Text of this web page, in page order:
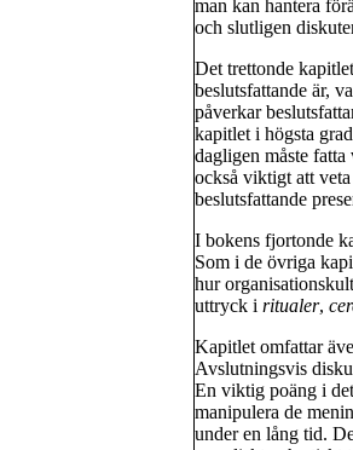
man kan hantera
och slutligen
Det trettonde
beslutsfattande är,
påverkar
kapitlet i högsta
dagligen måste
också viktigt att
beslutsfattande
I bokens fjortonde
Som i de övriga
hur
uttryck i ritualer,
Kapitlet omfattar
Avslutningsvis
En viktig poäng i
manipulera de
under en lång tid.